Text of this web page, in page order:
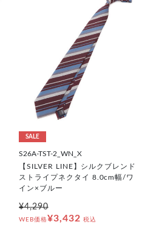
SALE
S26A-TST-2_WN_X
【SILVER LINE】シルクブレンド
ストライプネクタイ 8.0cm幅/ワ
イン×ブルー
¥4,290
WEB価格¥3,432 税込